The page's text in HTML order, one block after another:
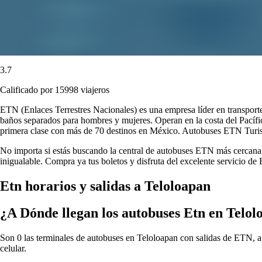
3.7
Calificado por 15998 viajeros
ETN (Enlaces Terrestres Nacionales) es una empresa líder en
baños separados para hombres y mujeres. Operan en la costa del
primera clase con más de 70 destinos en México. Autobuses ETN
No importa si estás buscando la central de autobuses ETN más
inigualable. Compra ya tus boletos y disfruta del excelente servicio de
Etn horarios y salidas a Teloloapan
¿A Dónde llegan los autobuses Etn en
Son 0 las terminales de autobuses en Teloloapan con salidas de
celular.